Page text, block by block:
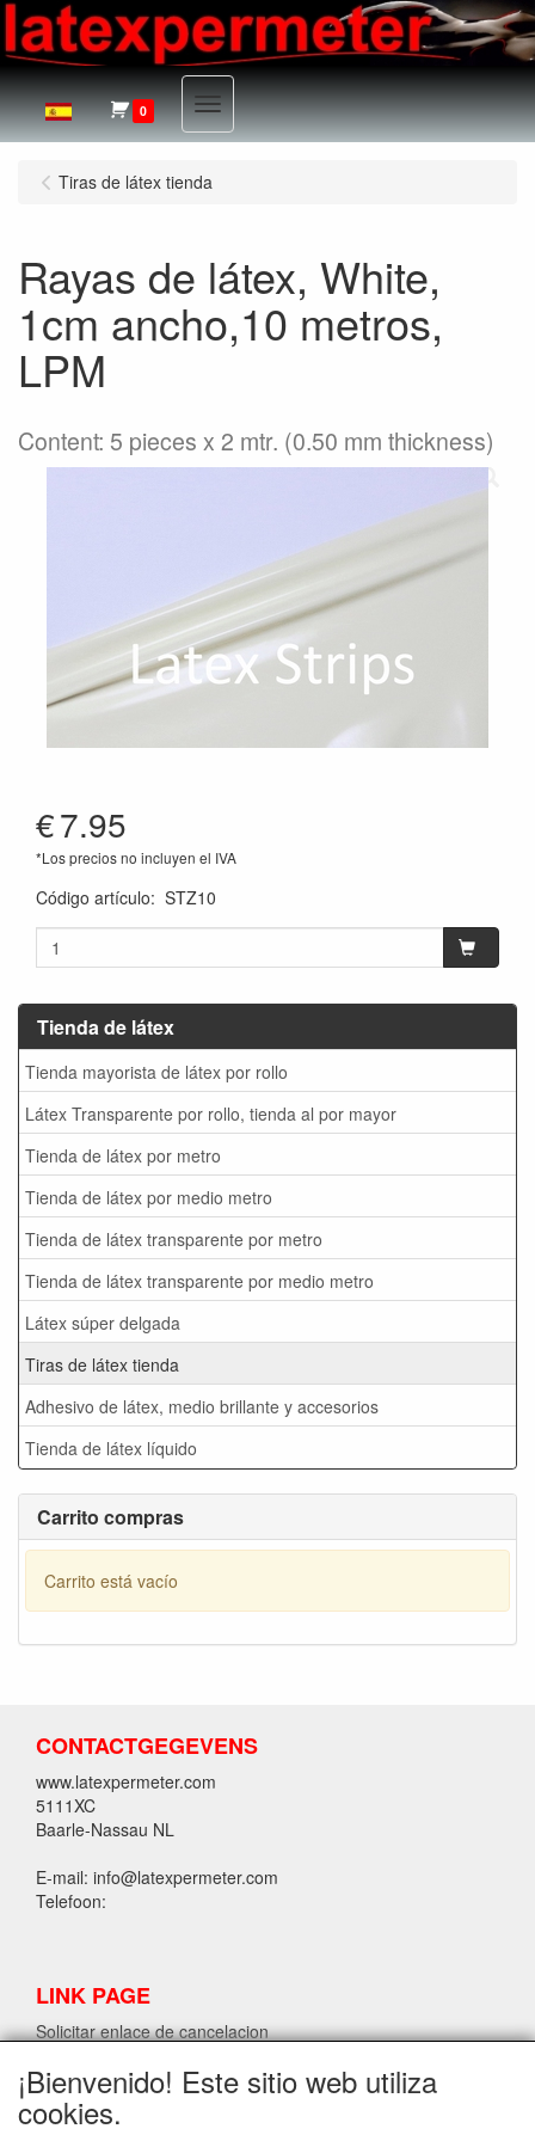
0 Menu
Tienda de látex
Tienda mayorista de látex por rollo
Látex Transparente por rollo, tienda al por mayor
Tienda de látex por metro
Tienda de látex por medio metro
Tienda de látex transparente por metro
Tienda de látex transparente por medio metro
Látex súper delgada
Tiras de látex tienda
Adhesivo de látex, medio brillante y accesorios
Tienda de látex líquido
Carrito compras
Carrito está vacío
Tiras de látex tienda
Rayas de látex, White,
1cm ancho,10 metros,
LPM
Content: 5 pieces x 2 mtr. (0.50 mm thickness)
€7.95
*Los precios no incluyen el IVA
Código artículo: STZ10
CONTACTGEGEVENS
www.latexpermeter.com
5111XC
Baarle-Nassau NL
E-mail: info@latexpermeter.com
Telefoon:
LINK PAGE
Solicitar enlace de cancelacion
INFORMACIÓN DE LÁTEX LPM
¡Bienvenido! Este sitio web utiliza
cookies.